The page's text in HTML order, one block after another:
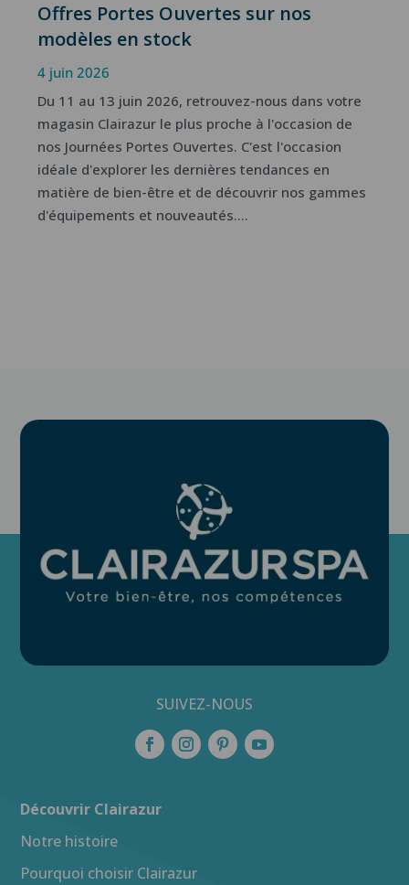
Offres Portes Ouvertes sur nos
modèles en stock
4 juin 2026
Du 11 au 13 juin 2026, retrouvez-nous dans votre
magasin Clairazur le plus proche à l'occasion de
nos Journées Portes Ouvertes. C'est l'occasion
idéale d'explorer les dernières tendances en
matière de bien-être et de découvrir nos gammes
d'équipements et nouveautés....
SUIVEZ-NOUS
Découvrir Clairazur
Notre histoire
Pourquoi choisir Clairazur